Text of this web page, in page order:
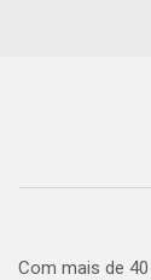
Com mais de